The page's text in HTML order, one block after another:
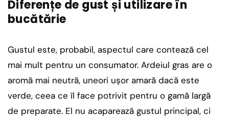
Diferențe de gust și utilizare în
bucătărie
Gustul este, probabil, aspectul care contează cel
mai mult pentru un consumator. Ardeiul gras are o
aromă mai neutră, uneori ușor amară dacă este
verde, ceea ce îl face potrivit pentru o gamă largă
de preparate. El nu acaparează gustul principal, ci